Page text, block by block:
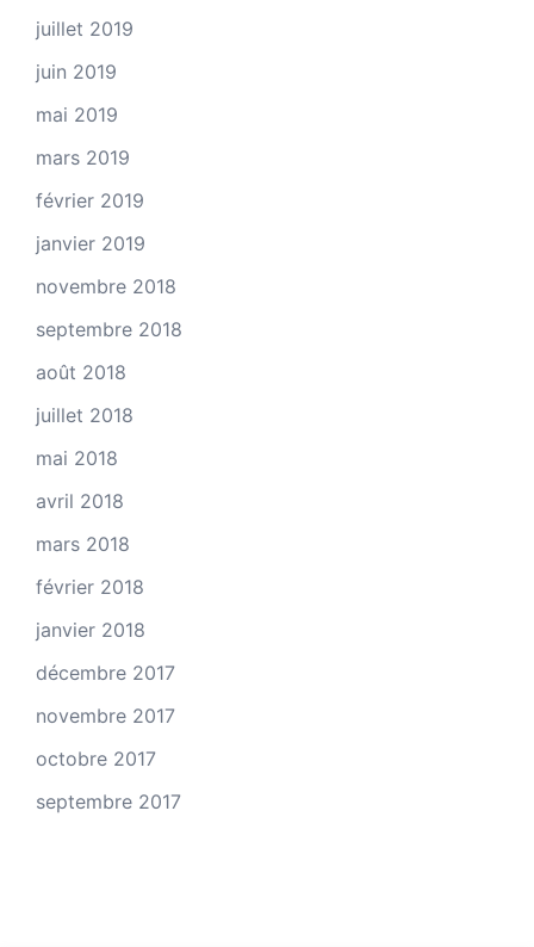
juillet 2019
juin 2019
mai 2019
mars 2019
février 2019
janvier 2019
novembre 2018
septembre 2018
août 2018
juillet 2018
mai 2018
avril 2018
mars 2018
février 2018
janvier 2018
décembre 2017
novembre 2017
octobre 2017
septembre 2017